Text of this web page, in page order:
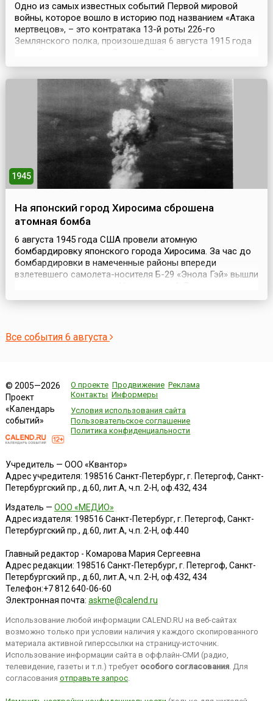
Одно из самых известных событий Первой мировой
войны, которое вошло в историю под названием «Атака
мертвецов», – это контратака 13-й роты 226-го
Землянского полка, произошедшая 6 августа 1915 года
когда при отражении немецкой газовой атаки около
семитысячное немецкое войско. Небольшая русская
1945
На японский город Хиросима сброшена
атомная бомба
6 августа 1945 года США провели атомную
бомбардировку японского города Хиросима. За час до
бомбардировки в намеченные районы впереди
взлетевшего самолета-носителя Б-29 «Энола Гэй» вышли
самолета-носителя следовал самолет с аппаратурой,
результаты взрыва. ...
Все события 6 августа
© 2005—2026
Проект
«Календарь
событий»
О проекте Продвижение Реклама
Контакты Информеры
Условия использования сайта
Пользовательское соглашение
Политика конфиденциальности
Учредитель — ООО «Квантор»
Адрес учредителя: 198516 Санкт-Петербург, г. Петергоф, Санкт-
Петербургский пр., д.60, лит.А, ч.п. 2-Н, оф.432, 434
Издатель — ООО «МЕДИО»
Адрес издателя: 198516 Санкт-Петербург, г. Петергоф, Санкт-
Петербургский пр., д.60, лит.А, ч.п. 2-Н, оф.440
Главный редактор - Комарова Мария Сергеевна
Адрес редакции: 198516 Санкт-Петербург, г. Петергоф, Санкт-
Петербургский пр., д.60, лит.А, ч.п. 2-Н, оф.432, 434
Телефон:+7 812 640-06-60
Электронная почта: askme@calend.ru
Использование любой информации CALEND.RU на веб-сайтах
возможно только при условии наличия у каждого скопированного
материала активной гиперссылки на страницу-источник.
Использование информации сайта в оффлайн-СМИ (радио,
телевидение, газеты и т.п.) требует особого согласования. Для
согласования отправьте запрос.